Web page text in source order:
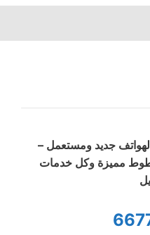
الهواتف جديد ومستعمل –
مميزة وكل خدمات